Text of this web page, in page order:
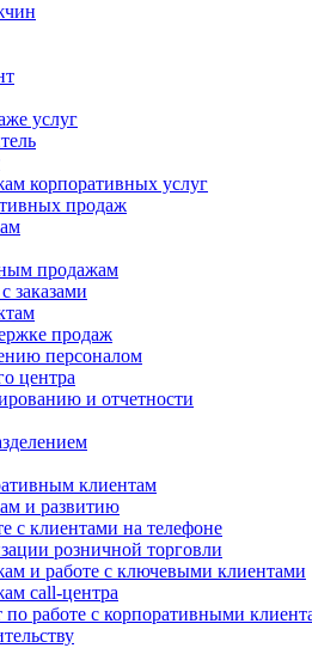
услуг
корпоративных услуг
продаж
продажам
заказами
продаж
персоналом
центра
и отчетности
клиентам
и развитию
с клиентами на телефоне
розничной торговли
и работе с ключевыми клиентами
call-центра
по работе с корпоративными